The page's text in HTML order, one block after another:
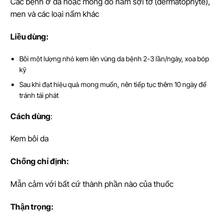
men và các loại nấm khác
Liều dùng:
Bôi một lượng nhỏ kem lên vùng da bệnh 2-3 lần/ngày, xoa bóp
kỹ
Sau khi đạt hiệu quả mong muốn, nên tiếp tục thêm 10 ngày để
tránh tái phát
Cách dùng:
Kem bôi da
Chống chỉđịnh:
Mẫn cảm với bất cứ thành phần nào của thuốc
Thận trọng: